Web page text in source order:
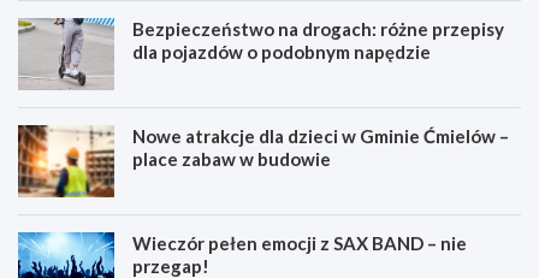
Bezpieczeństwo na drogach: różne przepisy
dla pojazdów o podobnym napędzie
Nowe atrakcje dla dzieci w Gminie Ćmielów –
place zabaw w budowie
Wieczór pełen emocji z SAX BAND – nie
przegap!